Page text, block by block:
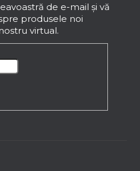
de e-mail şi vă
produsele noi
virtual.